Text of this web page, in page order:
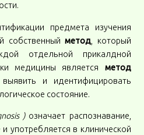
предмета изучения
собственныйметод , который
отдельной прикалдной
медицины является метод
и идентифицировать
состояние.
) означает распознавание,
употребляется в клинической